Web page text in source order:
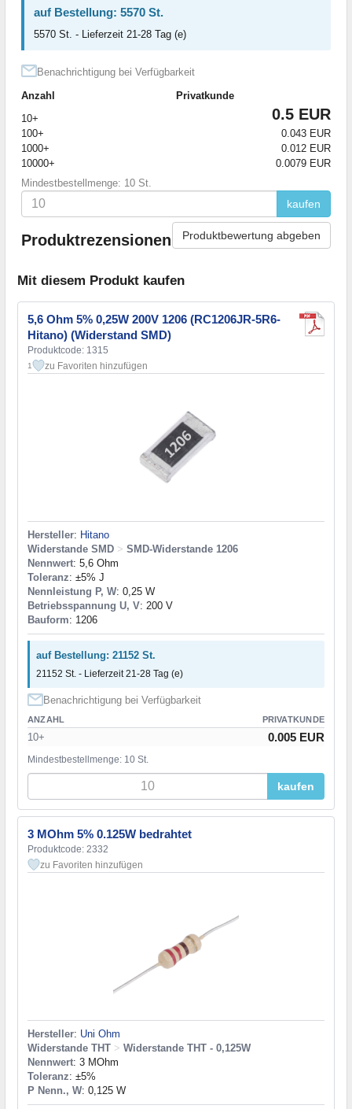
auf Bestellung: 5570 St.
5570 St. - Lieferzeit 21-28 Tag (e)
Benachrichtigung bei Verfügbarkeit
Anzahl
Privatkunde
10+
0.5 EUR
100+
0.043 EUR
1000+
0.012 EUR
10000+
0.0079 EUR
Mindestbestellmenge: 10 St.
kaufen
Produktrezensionen Produktbewertung abgeben
Mit diesem Produkt kaufen
5,6 Ohm 5% 0,25W 200V 1206 (RC1206JR-5R6-
Hitano) (Widerstand SMD)
Produktcode: 1315
1 zu Favoriten hinzufügen
Hersteller: Hitano
Widerstande SMD > SMD-Widerstande 1206
Nennwert: 5,6 Ohm
Toleranz: ±5% J
Nennleistung P, W: 0,25 W
Betriebsspannung U, V: 200 V
Bauform: 1206
auf Bestellung: 21152 St.
21152 St. - Lieferzeit 21-28 Tag (e)
Benachrichtigung bei Verfügbarkeit
ANZAHL PRIVATKUNDE
10+ 0.005 EUR
Mindestbestellmenge: 10 St.
kaufen
3 MOhm 5% 0.125W bedrahtet
Produktcode: 2332
zu Favoriten hinzufügen
Hersteller: Uni Ohm
Widerstande THT > Widerstande THT - 0,125W
Nennwert: 3 MOhm
Toleranz: ±5%
P Nenn., W: 0,125 W